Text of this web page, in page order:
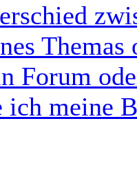
Themas
Forum
meine